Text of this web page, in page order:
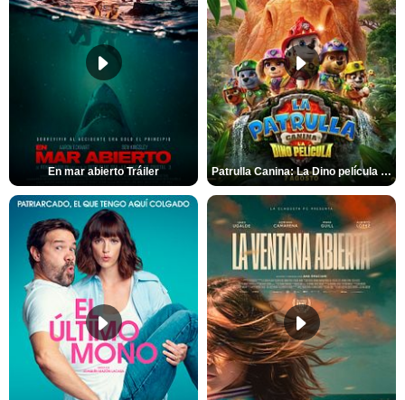
En mar abierto Tráiler Patrulla Canina: La Dino película Tráiler VO